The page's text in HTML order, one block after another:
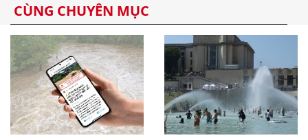
CÙNG CHUYÊN MỤC